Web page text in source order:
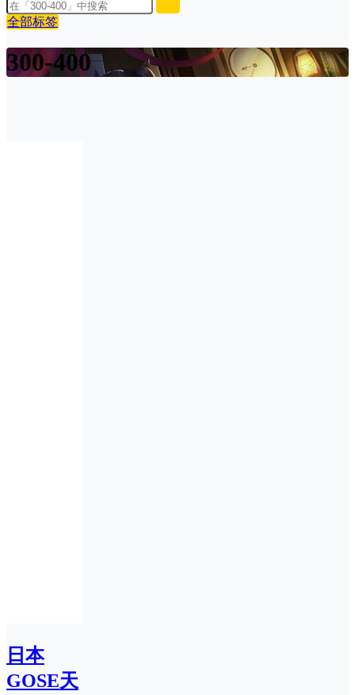
全部标签
300-400
日本
GOSE天